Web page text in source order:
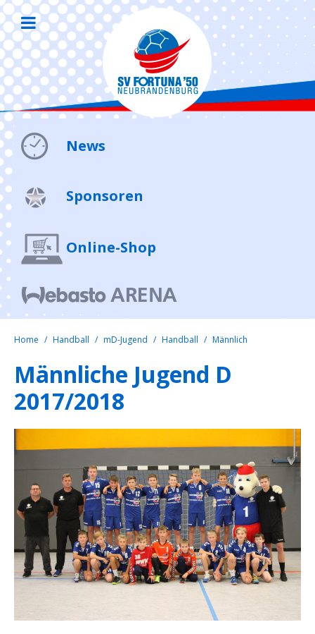
News
Sponsoren
Online-Shop
Home Handball mD-Jugend Handball Männlich
Männliche Jugend D
2017/2018